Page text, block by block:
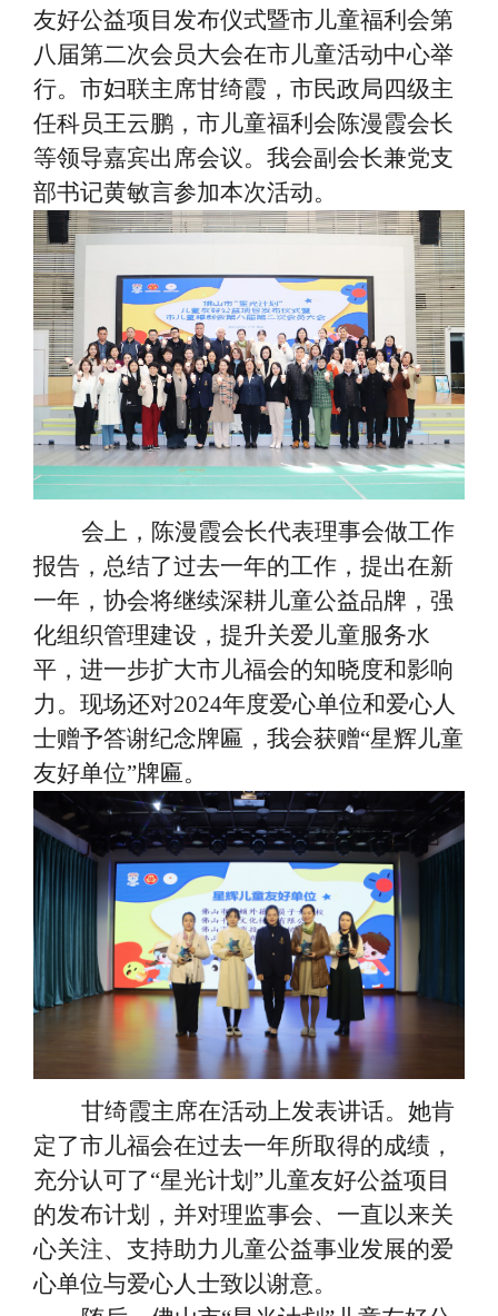
友好公益项目发布仪式暨市儿童福利会第
八届第二次会员大会在市儿童活动中心举
行。市妇联主席甘绮霞，市民政局四级主
任科员王云鹏，市儿童福利会陈漫霞会长
等领导嘉宾出席会议。我会副会长兼党支
部书记黄敏言参加本次活动。
会上，陈漫霞会长代表理事会做工作
报告，总结了过去一年的工作，提出在新
一年，协会将继续深耕儿童公益品牌，强
化组织管理建设，提升关爱儿童服务水
平，进一步扩大市儿福会的知晓度和影响
力。现场还对2024年度爱心单位和爱心人
士赠予答谢纪念牌匾，我会获赠“星辉儿童
友好单位”牌匾。
甘绮霞主席在活动上发表讲话。她肯
定了市儿福会在过去一年所取得的成绩，
充分认可了“星光计划”儿童友好公益项目
的发布计划，并对理监事会、一直以来关
心关注、支持助力儿童公益事业发展的爱
心单位与爱心人士致以谢意。